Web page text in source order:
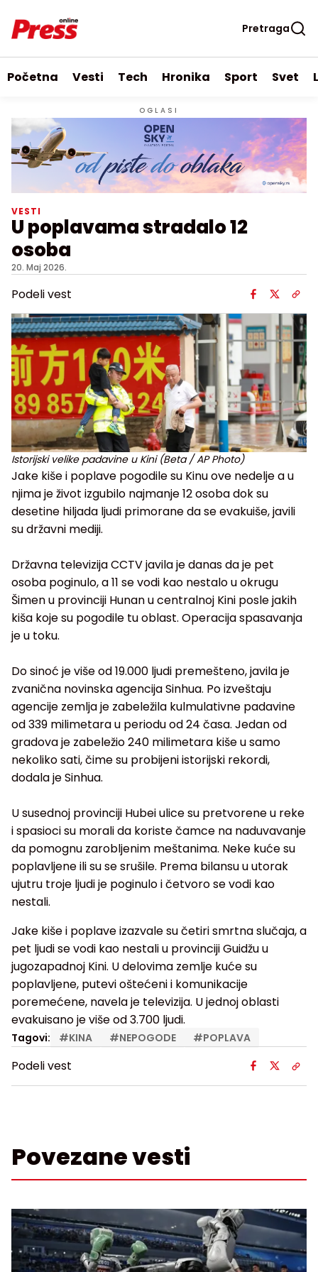
Pretraga
Početna Vesti Tech Hronika Sport Svet
OGLASI
VESTI
U poplavama stradalo 12
osoba
20. Maj 2026.
Podeli vest
Istorijski velike padavine u Kini (Beta / AP Photo)
Jake kiše i poplave pogodile su Kinu ove nedelje a u
njima je život izgubilo najmanje 12 osoba dok su
desetine hiljada ljudi primorane da se evakuiše, javili
su državni mediji.
Državna televizija CCTV javila je danas da je pet
osoba poginulo, a 11 se vodi kao nestalo u okrugu
Šimen u provinciji Hunan u centralnoj Kini posle jakih
kiša koje su pogodile tu oblast. Operacija spasavanja
je u toku.
Do sinoć je više od 19.000 ljudi premešteno, javila je
zvanična novinska agencija Sinhua. Po izveštaju
agencije zemlja je zabeležila kulmulativne padavine
od 339 milimetara u periodu od 24 časa. Jedan od
gradova je zabeležio 240 milimetara kiše u samo
nekoliko sati, čime su probijeni istorijski rekordi,
dodala je Sinhua.
U susednoj provinciji Hubei ulice su pretvorene u reke
i spasioci su morali da koriste čamce na naduvavanje
da pomognu zarobljenim meštanima. Neke kuće su
poplavljene ili su se srušile. Prema bilansu u utorak
ujutru troje ljudi je poginulo i četvoro se vodi kao
nestali.
Jake kiše i poplave izazvale su četiri smrtna slučaja, a
pet ljudi se vodi kao nestali u provinciji Guidžu u
jugozapadnoj Kini. U delovima zemlje kuće su
poplavljene, putevi oštećeni i komunikacije
poremećene, navela je televizija. U jednoj oblasti
evakuisano je više od 3.700 ljudi.
Tagovi: #KINA #NEPOGODE #POPLAVA
Podeli vest
Povezane vesti